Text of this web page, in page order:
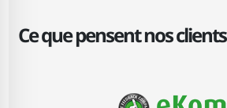
Ce que pensent nos clients